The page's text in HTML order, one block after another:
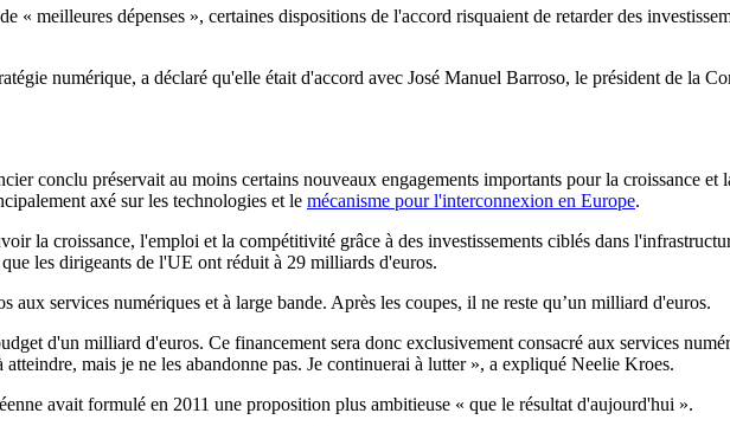
meilleures dépenses », certaines dispositions de l'accord risquaient de retarder des
numérique, a déclaré qu'elle était d'accord avec José Manuel Barroso, le président de la
conclu préservait au moins certains nouveaux engagements importants pour la croissance
axé sur les technologies et le mécanisme pour l'interconnexion en Europe.
la croissance, l'emploi et la compétitivité grâce à des investissements ciblés dans
les dirigeants de l'UE ont réduit à 29 milliards d'euros.
services numériques et à large bande. Après les coupes, il ne reste qu’un milliard d'euros.
d'un milliard d'euros. Ce financement sera donc exclusivement consacré aux services
mais je ne les abandonne pas. Je continuerai à lutter », a expliqué Neelie Kroes.
avait formulé en 2011 une proposition plus ambitieuse « que le résultat d'aujourd'hui ».